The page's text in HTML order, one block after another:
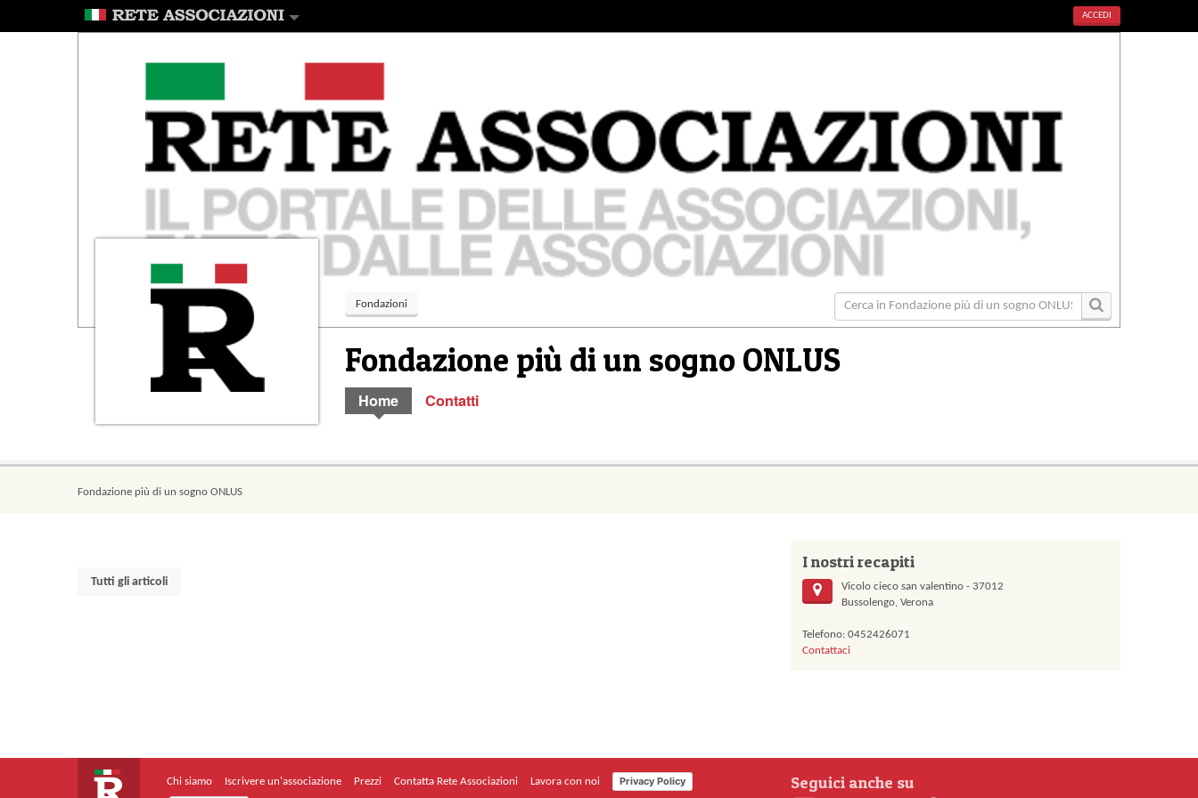
ACCEDI
Fondazioni
Fondazione più di un sogno ONLUS
Home Contatti
Fondazione più di un sogno ONLUS
Tutti gli articoli
I nostri recapiti
Vicolo cieco san valentino - 37012
Bussolengo, Verona
Telefono: 0452426071
Contattaci
Chi siamo Iscrivere un'associazione Prezzi Contatta Rete Associazioni Lavora con noi Privacy Policy Seguici anche su